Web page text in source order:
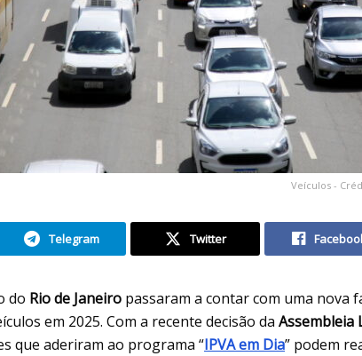
Veículos -
Telegram Twitter
do Rio de Janeiro passaram a contar com uma nova
em 2025. Com a recente decisão da Assembleia
que aderiram ao programa “IPVA em Dia” podem